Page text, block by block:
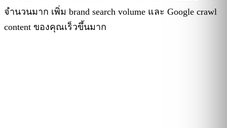
จำนวนมาก เพิ่ม brand search volume และ Google crawl
content ของคุณเร็วขึ้นมาก